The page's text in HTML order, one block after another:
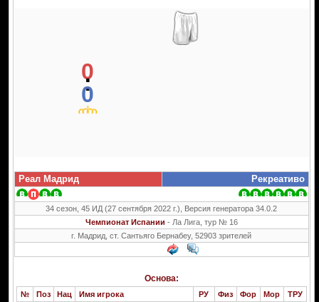
0
:
0
Реал Мадрид Рекреативо
34 сезон, 45 ИД (27 сентября 2022 г.), Версия генератора 34.0.2
Чемпионат Испании - Ла Лига, тур № 16
г. Мадрид, ст. Сантьяго Бернабеу, 52903 зрителей
Основа:
№ Поз Нац Имя игрока РУ Физ Фор Мор
ТРУ